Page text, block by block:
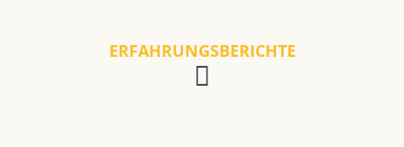
ERFAHRUNGSBERICHTE